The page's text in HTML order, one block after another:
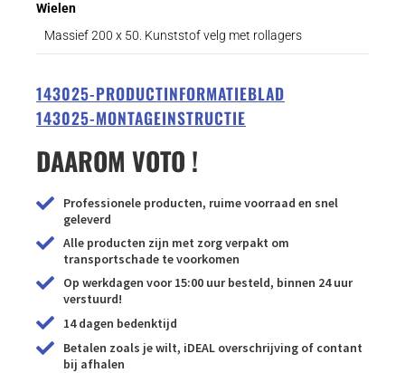
Wielen
Massief 200 x 50. Kunststof velg met rollagers
143025-PRODUCTINFORMATIEBLAD
143025-MONTAGEINSTRUCTIE
DAAROM VOTO !
Professionele producten, ruime voorraad en snel
geleverd
Alle producten zijn met zorg verpakt om
transportschade te voorkomen
Op werkdagen voor 15:00 uur besteld, binnen 24 uur
verstuurd!
14 dagen bedenktijd
Betalen zoals je wilt, iDEAL overschrijving of contant
bij afhalen